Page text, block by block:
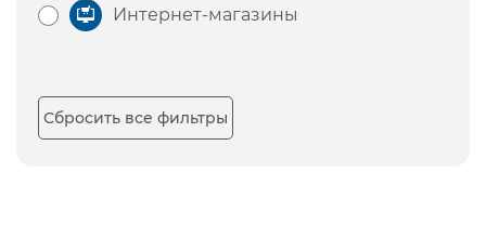
Интернет-магазины
Сбросить все фильтры